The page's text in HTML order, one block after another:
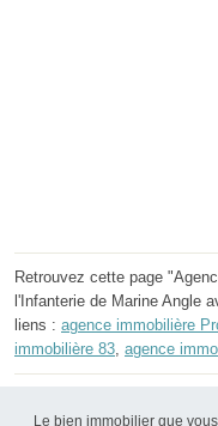
Retrouvez cette page
l'Infanterie de Marine Angle
liens : agence immobilière
immobilière 83, agence
Le bien immobilier que